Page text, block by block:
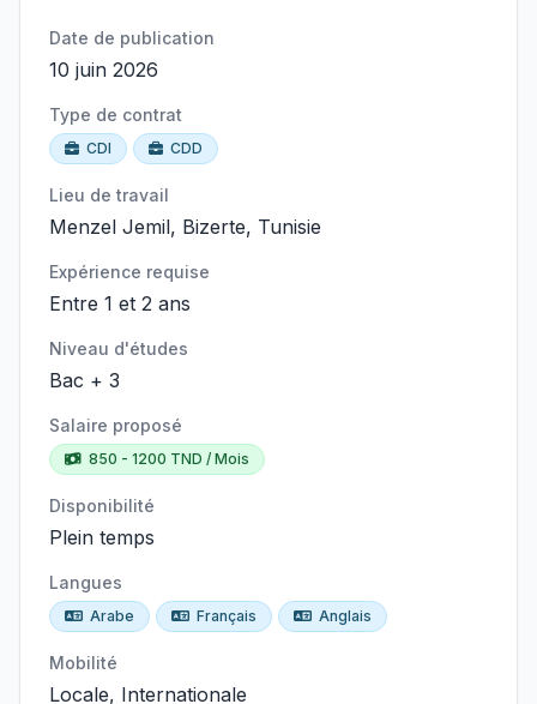
Date de publication
10 juin 2026
Type de contrat
CDI CDD
Lieu de travail
Menzel Jemil, Bizerte, Tunisie
Expérience requise
Entre 1 et 2 ans
Niveau d'études
Bac + 3
Salaire proposé
850 - 1200 TND / Mois
Disponibilité
Plein temps
Langues
Arabe Français Anglais
Mobilité
Locale, Internationale